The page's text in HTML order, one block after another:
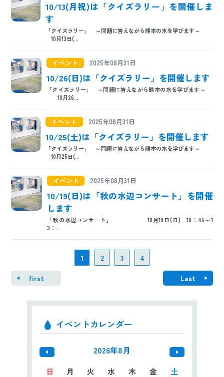
10/13(月祝)は「クイズラリー」を開催しま
す
「クイズラリー」 ～問題に答えながら熊本の水を学びます～
10月13日(...
イベント 2025年08月31日
10/26(日)は「クイズラリー」を開催します
「クイズラリー」 ～問題に答えながら熊本の水を学びます～
10月26...
イベント 2025年08月31日
10/25(土)は「クイズラリー」を開催します
「クイズラリー」 ～問題に答えながら熊本の水を学びます～
10月25日(...
イベント 2025年08月31日
10/19(日)は「秋の水辺コンサート」を開催
します
「秋の水辺コンサート」 10月19日(日) 10：45～1
3：...
first
1 2 3 4
Last
イベントカレンダー
2026年8月
日 月 火 水 木 金 土